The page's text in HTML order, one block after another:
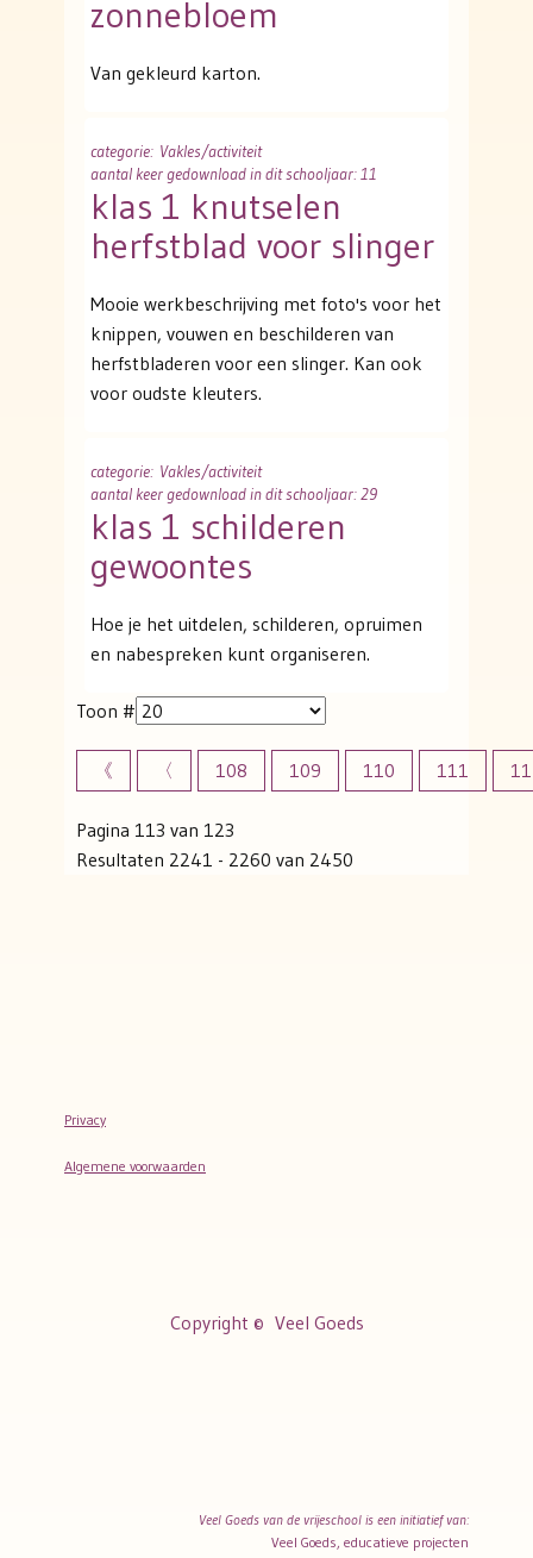
zonnebloem
Van gekleurd karton.
categorie: Vakles/activiteit
aantal keer gedownload in dit schooljaar: 11
klas 1 knutselen
herfstblad voor slinger
Mooie werkbeschrijving met foto's voor het
knippen, vouwen en beschilderen van
herfstbladeren voor een slinger. Kan ook
voor oudste kleuters.
categorie: Vakles/activiteit
aantal keer gedownload in dit schooljaar: 29
klas 1 schilderen
gewoontes
Hoe je het uitdelen, schilderen, opruimen
en nabespreken kunt organiseren.
Toon #
《 〈 108 109 110 111
Pagina 113 van 123
Resultaten 2241 - 2260 van 2450
Privacy
Algemene voorwaarden
Copyright © Veel Goeds
Veel Goeds van de vrijeschool is een initiatief van:
Veel Goeds, educatieve projecten